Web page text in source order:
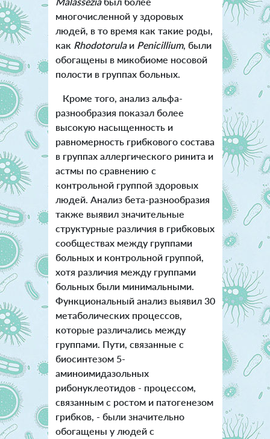
многочисленной у здоровых
людей, в то время как такие роды,
как Rhodotorulaи Penicillium, были
обогащены в микобиоме носовой
полости в группах больных.
Кроме того, анализ альфа-
разнообразия показал более
высокую насыщенность и
равномерность грибкового состава
в группах аллергического ринита и
астмы по сравнению с
контрольной группой здоровых
людей. Анализ бета-разнообразия
также выявил значительные
структурные различия в грибковых
сообществах между группами
больных и контрольной группой,
хотя различия между группами
больных были минимальными.
Функциональный анализ выявил 30
метаболических процессов,
которые различались между
группами. Пути, связанные с
биосинтезом 5-
аминоимидазольных
рибонуклеотидов - процессом,
связанным с ростом и патогенезом
грибков, - были значительно
обогащены у людей с